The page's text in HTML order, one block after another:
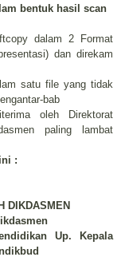
bentuk hasil scan
dalam 2 Format
dan direkam
satu file yang tidak
bab
oleh Direktorat
paling lambat
:
DIKDASMEN
Up. Kepala